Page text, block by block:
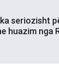
seriozisht
huazim nga